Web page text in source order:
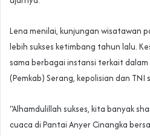
Lena menilai, kunjungan wisatawan
lebih sukses ketimbang tahun lalu.
sama berbagai instansi terkait
(Pemkab) Serang, kepolisian dan
“Alhamdulillah sukses, kita banyak
cuaca di Pantai Anyer Cinangka